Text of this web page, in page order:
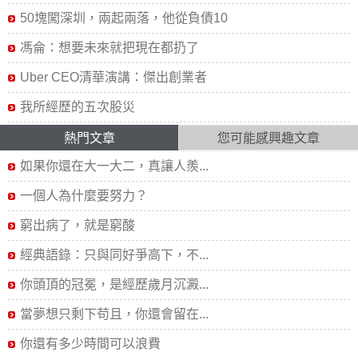
50塊闖深圳，兩起兩落，他從負債10
馮侖：想要未來就把現在都扔了
Uber CEO清華演講：傑出創業者
我所經歷的五次股災
熱門文章 您可能感興趣文章
如果你還在大一大二，真讓人羨...
一個人為什麼要努力？
窮出病了，就是窮酸
經典語錄：只與同好爭高下，不...
你頭頂的冠冕，是經歷歲月沉澱...
當夢想只剩下苟且，你還會留在...
你還有多少時間可以浪費